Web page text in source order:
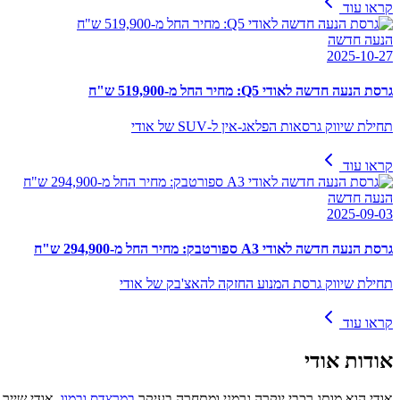
קראו עוד
הנעה חדשה
2025-10-27
גרסת הנעה חדשה לאודי Q5: מחיר החל מ-519,900 ש"ח
תחילת שיווק גרסאות הפלאג-אין ל-SUV של אודי
קראו עוד
הנעה חדשה
2025-09-03
גרסת הנעה חדשה לאודי A3 ספורטבק: מחיר החל מ-294,900 ש"ח
תחילת שיווק גרסת המנוע החזקה להאצ'בק של אודי
קראו עוד
אודות אודי